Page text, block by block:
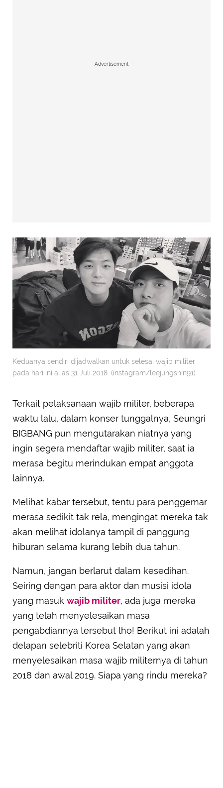
Advertisement
Keduanya sendiri dijadwalkan untuk selesai wajib militer
pada hari ini alias 31 Juli 2018. (instagram/leejungshin91)
Terkait pelaksanaan wajib militer, beberapa
waktu lalu, dalam konser tunggalnya, Seungri
BIGBANG pun mengutarakan niatnya yang
ingin segera mendaftar wajib militer, saat ia
merasa begitu merindukan empat anggota
lainnya.
Melihat kabar tersebut, tentu para penggemar
merasa sedikit tak rela, mengingat mereka tak
akan melihat idolanya tampil di panggung
hiburan selama kurang lebih dua tahun.
Namun, jangan berlarut dalam kesedihan.
Seiring dengan para aktor dan musisi idola
yang masuk wajib militer, ada juga mereka
yang telah menyelesaikan masa
pengabdiannya tersebut lho! Berikut ini adalah
delapan selebriti Korea Selatan yang akan
menyelesaikan masa wajib militernya di tahun
2018 dan awal 2019. Siapa yang rindu mereka?